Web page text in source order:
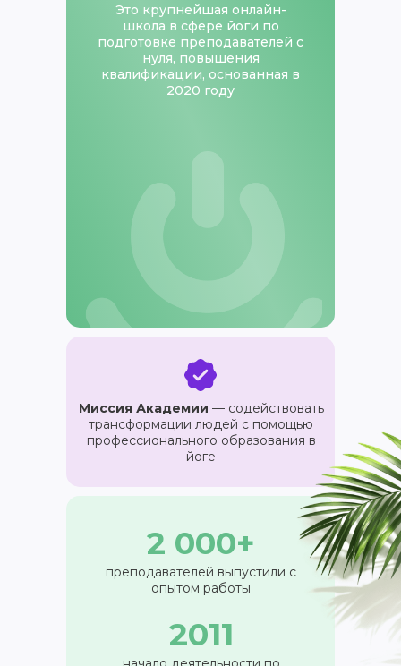
Узнать подробнее
МИРУ НУЖНЫ ПРЕПОДАВАТЕЛИ
ЗАПИСАТЬСЯ НА КУРС
Это крупнейшая онлайн-
школа в сфере йоги по
подготовке преподавателей с
нуля, повышения
квалификации, основанная в
2020 году
Миссия Академии — содействовать
трансформации людей с помощью
профессионального образования в
йоге
2 000+
преподавателей выпустили с
опытом работы
2011
НАПРАВЛЕНИЯ
Курс «Преподаватель Хатха-йоги»
Делимся вебинарами, практиками,
подкастами,
ПОДАРКАМИ для наших подписчиков:
в вашем почтовом ящике
Курс «Йога для беременных»